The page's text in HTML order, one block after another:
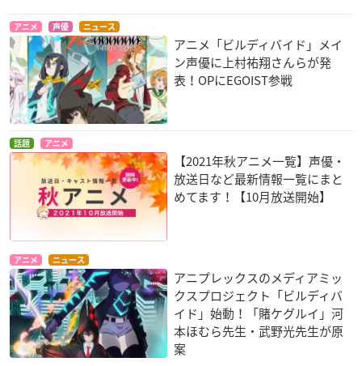
アニメ 声優 ニュース
アニメ「ビルディバイド」メイ
ン声優に上村祐翔さんらが発
表！OPにEGOIST参戦
話題 アニメ
【2021年秋アニメ一覧】声優・
放送日など最新情報一覧にまと
めてます！【10月放送開始】
アニメ ニュース
アニプレックスのメディアミッ
クスプロジェクト「ビルディバ
イド」始動！「賭ケグルイ」河
本ほむら先生・武野光先生が原
案